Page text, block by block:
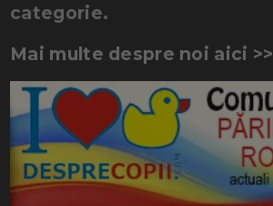
categorie.
Mai multe despre noi aici >>